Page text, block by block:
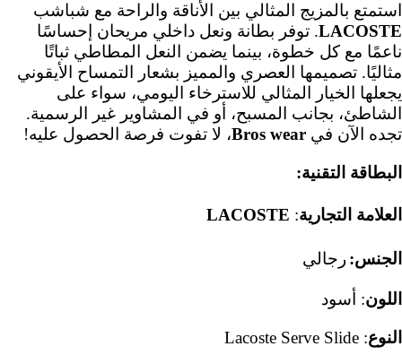
استمتع بالمزيج المثالي بين الأناقة والراحة مع شباشب
LACOSTE. توفر بطانة ونعل داخلي مريحان إحساسًا
ناعمًا مع كل خطوة، بينما يضمن النعل المطاطي ثباتًا
مثاليًا. تصميمها العصري والمميز بشعار التمساح الأيقوني
يجعلها الخيار المثالي للاسترخاء اليومي، سواء على
الشاطئ، بجانب المسبح، أو في المشاوير غير الرسمية.
تجده الآن في Bros wear، لا تفوت فرصة الحصول عليه!
البطاقة التقنية:
العلامة التجارية:
LACOSTE
الجنس: رجالي
اللون: سود
النوع: Lacoste Serve Slide